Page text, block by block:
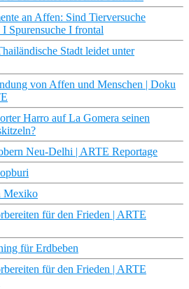
an Affen: Sind Tierversuche
Spurensuche I frontal
Stadt leidet unter
von Affen und Menschen | Doku
Harro auf La Gomera seinen
Neu-Delhi | ARTE Reportage
Mexiko
für den Frieden | ARTE
für Erdbeben
für den Frieden | ARTE